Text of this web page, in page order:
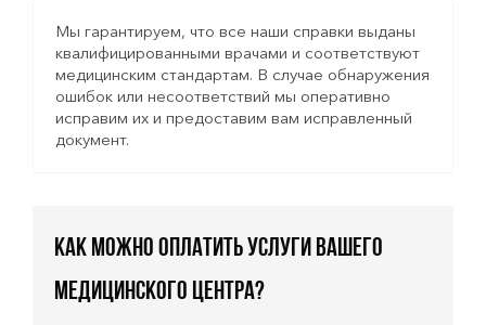
Мы гарантируем, что все наши справки выданы
квалифицированными врачами и соответствуют
медицинским стандартам. В случае обнаружения
ошибок или несоответствий мы оперативно
исправим их и предоставим вам исправленный
документ.
Как можно оплатить услуги вашего
медицинского центра?